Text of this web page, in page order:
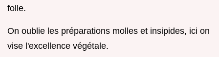
folle.
On oublie les préparations molles et insipides, ici on
vise l'excellence végétale.